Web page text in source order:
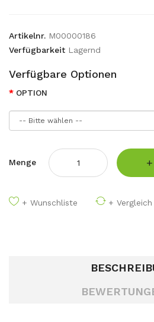
Artikelnr. M00000186
Verfügbarkeit Lagernd
Verfügbare Optionen
OPTION
Menge
+ Wunschliste + Vergleich